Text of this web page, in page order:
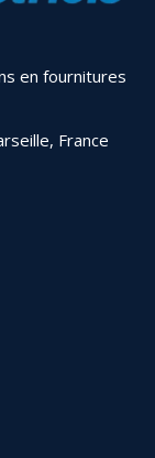
en fournitures
France